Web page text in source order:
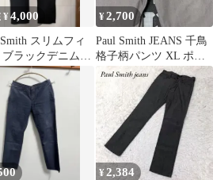
¥4,000
スリムフィ
ブラックデニムパ
（S）
¥2,700
Paul Smith JEANS 千鳥
格子柄パンツ XL ポー
ルスミス
¥2,384